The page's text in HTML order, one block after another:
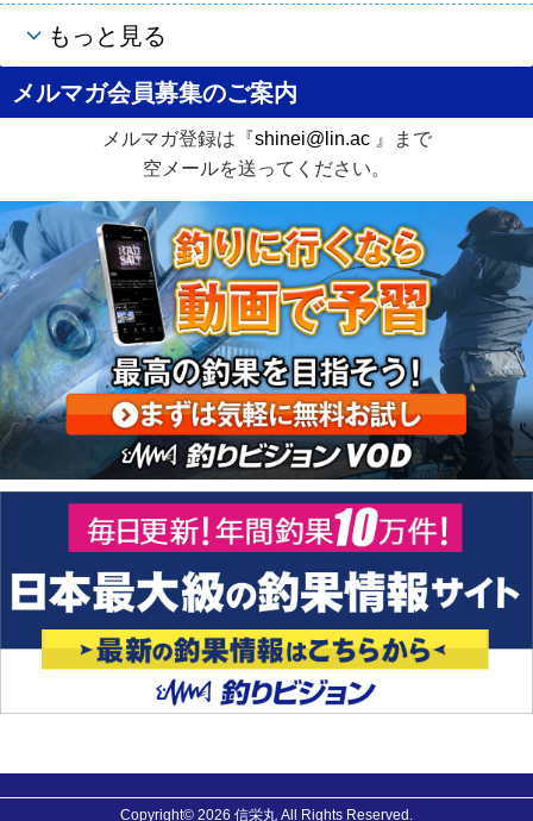
もっと見る
メルマガ会員募集のご案内
メルマガ登録は『shinei@lin.ac』まで
空メールを送ってください。
Copyright© 2026 信栄丸 All Rights Reserved.